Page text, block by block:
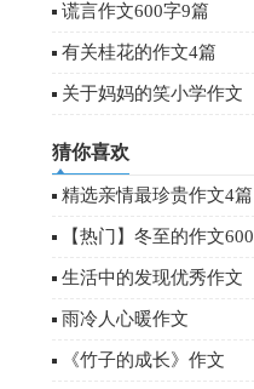
篇谎言作文600字9篇
有关桂花的作文4篇
关于妈妈的笑小学作文
猜你喜欢
精选亲情最珍贵作文4篇
【热门】冬至的作文600
字汇编5篇
生活中的发现优秀作文
雨冷人心暖作文
《竹子的成长》作文